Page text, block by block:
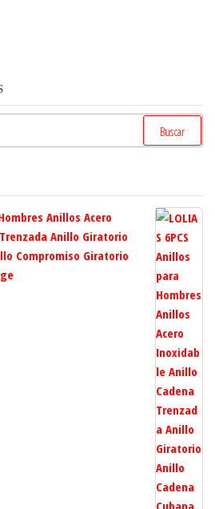
Anillos Acero
Anillo Giratorio
Compromiso Giratorio